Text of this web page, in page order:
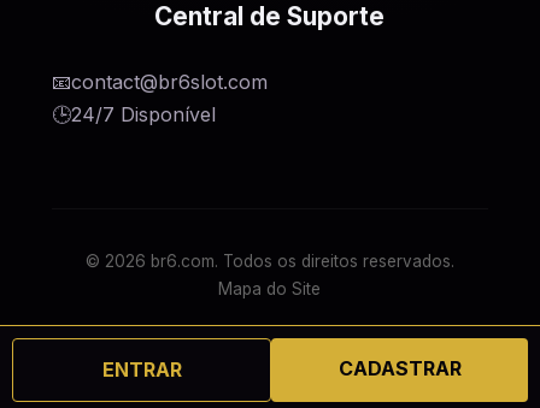
Central de Suporte
📧contact@br6slot.com
🕒24/7 Disponível
© 2026 br6.com. Todos os direitos reservados.
Mapa do Site
ENTRAR CADASTRAR